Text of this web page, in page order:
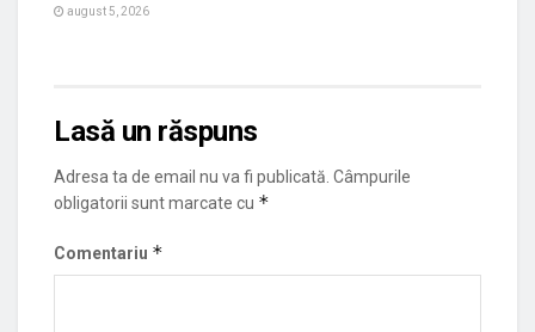
august 5, 2026
Lasă un răspuns
Adresa ta de email nu va fi publicată. Câmpurile
obligatorii sunt marcate cu *
Comentariu *